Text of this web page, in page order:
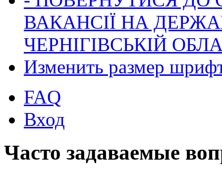
ВАКАНСІЇ НА
ЧЕРНІГІВСЬКІЙ
Изменить размер
FAQ
Вход
Часто задаваемые